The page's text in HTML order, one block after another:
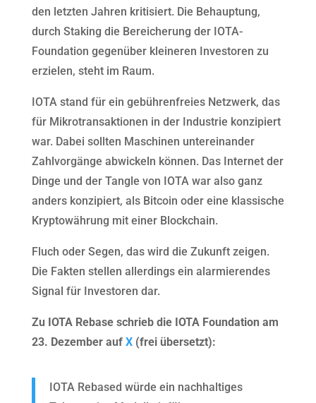
den letzten Jahren kritisiert. Die Behauptung,
durch Staking die Bereicherung der IOTA-
Foundation gegenüber kleineren Investoren zu
erzielen, steht im Raum.
IOTA stand für ein gebührenfreies Netzwerk, das
für Mikrotransaktionen in der Industrie konzipiert
war. Dabei sollten Maschinen untereinander
Zahlvorgänge abwickeln können. Das Internet der
Dinge und der Tangle von IOTA war also ganz
anders konzipiert, als Bitcoin oder eine klassische
Kryptowährung mit einer Blockchain.
Fluch oder Segen, das wird die Zukunft zeigen.
Die Fakten stellen allerdings ein alarmierendes
Signal für Investoren dar.
Zu IOTA Rebase schrieb die IOTA Foundation am
23. Dezember auf X(frei übersetzt):
IOTA Rebased würde ein nachhaltiges